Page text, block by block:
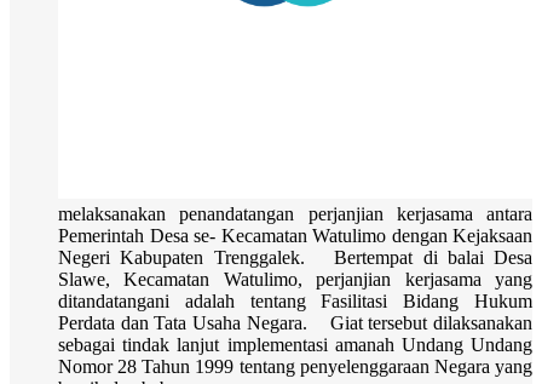
melaksanakan penandatangan perjanjian kerjasama antara
Pemerintah Desa se- Kecamatan Watulimo dengan Kejaksaan
Negeri Kabupaten Trenggalek. Bertempat di balai Desa
Slawe, Kecamatan Watulimo, perjanjian kerjasama yang
ditandatangani adalah tentang Fasilitasi Bidang Hukum
Perdata dan Tata Usaha Negara. Giat tersebut dilaksanakan
sebagai tindak lanjut implementasi amanah Undang Undang
Nomor 28 Tahun 1999 tentang penyelenggaraan Negara yang